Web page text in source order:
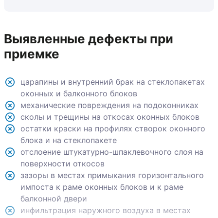
Выявленные дефекты при
приемке
царапины и внутренний брак на стеклопакетах
оконных и балконного блоков
механические повреждения на подоконниках
сколы и трещины на откосах оконных блоков
остатки краски на профилях створок оконного
блока и на стеклопакете
отслоение штукатурно-шпаклевочного слоя на
поверхности откосов
зазоры в местах примыкания горизонтального
импоста к раме оконных блоков и к раме
балконной двери
инфильтрация наружного воздуха в местах